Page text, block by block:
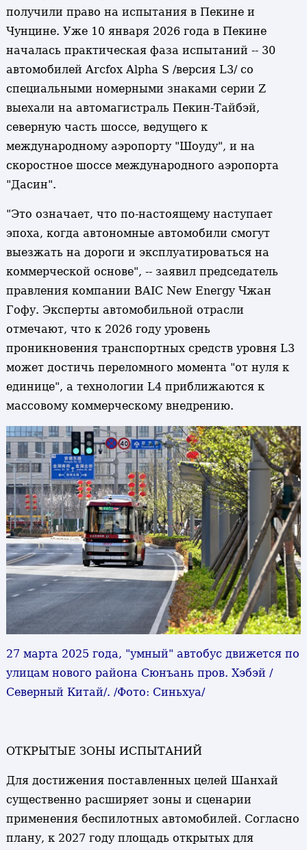
получили право на испытания в Пекине и
Чунцине. Уже 10 января 2026 года в Пекине
началась практическая фаза испытаний -- 30
автомобилей Arcfox Alpha S /версия L3/ со
специальными номерными знаками серии Z
выехали на автомагистраль Пекин-Тайбэй,
северную часть шоссе, ведущего к
международному аэропорту "Шоуду", и на
скоростное шоссе международного аэропорта
"Дасин".
"Это означает, что по-настоящему наступает
эпоха, когда автономные автомобили смогут
выезжать на дороги и эксплуатироваться на
коммерческой основе", -- заявил председатель
правления компании BAIC New Energy Чжан
Гофу. Эксперты автомобильной отрасли
отмечают, что к 2026 году уровень
проникновения транспортных средств уровня L3
может достичь переломного момента "от нуля к
единице", а технологии L4 приближаются к
массовому коммерческому внедрению.
27 марта 2025 года, "умный" автобус движется по
улицам нового района Сюнъань пров. Хэбэй /
Северный Китай/. /Фото: Синьхуа/
ОТКРЫТЫЕ ЗОНЫ ИСПЫТАНИЙ
Для достижения поставленных целей Шанхай
существенно расширяет зоны и сценарии
применения беспилотных автомобилей. Согласно
плану, к 2027 году площадь открытых для